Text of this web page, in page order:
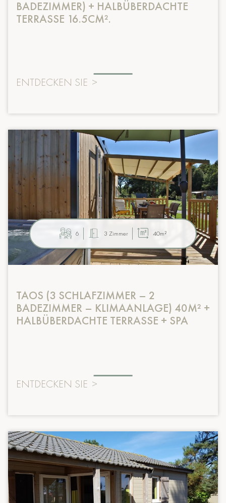
BADEZIMMER) + HALBÜBERDACHTE
TERRASSE 16.5CM².
ENTDECKEN SIE >
6 3 Zimmer 40m²
TAOS (3 SCHLAFZIMMER – 2
BADEZIMMER – KLIMAANLAGE) 40M² +
HALBÜBERDACHTE TERRASSE + SPA
ENTDECKEN SIE >